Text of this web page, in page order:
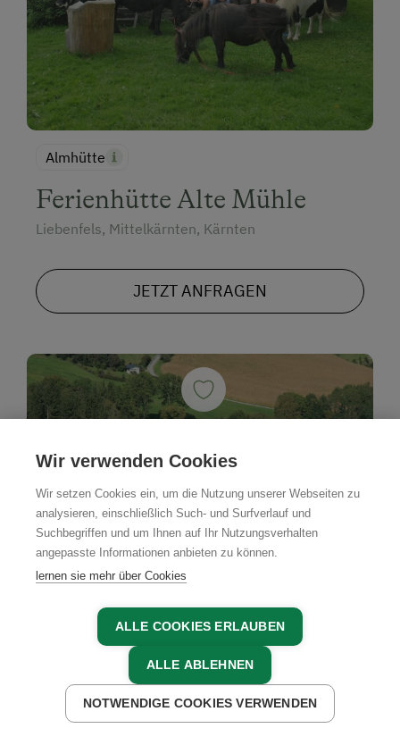
Almhütte
Ferienhütte Alte Mühle
Liebenfels, Mittelkärnten, Kärnten
JETZT ANFRAGEN
Bauernhof
JETZT ANFRAGEN JETZT BUCHEN
Wir verwenden Cookies
Wir setzen Cookies ein, um die Nutzung unserer Webseiten zu
analysieren, einschließlich Such- und Surfverlauf und
Suchbegriffen und um Ihnen auf Ihr Nutzungsverhalten
angepasste Informationen anbieten zu können.
lernen sie mehr über Cookies
ALLE COOKIES ERLAUBEN
ALLE ABLEHNEN
NOTWENDIGE COOKIES VERWENDEN